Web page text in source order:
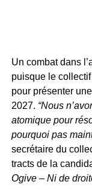
Un combat dans
puisque le
pour présenter
2027. “Nous
atomique pour
pourquoi pas
secrétaire du
tracts de la
Ogive – Ni de